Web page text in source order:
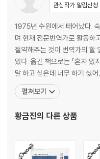
관심작가 알림신청
1975년 수원에서 태어났다.
며 현재 전문번역가로 활동하
절약해주는 것이 번역가의 할
있다. 옮긴 책으로는 『혼자 있
말 하고 싶은데 너무 하기 싫어
『아내 가뭄』, 『소녀는 왜 다섯
『개와 영혼이 뒤바뀐 여자』, 『
우는 인사결정의 기술
펼쳐보기
황금진의 다른 상품